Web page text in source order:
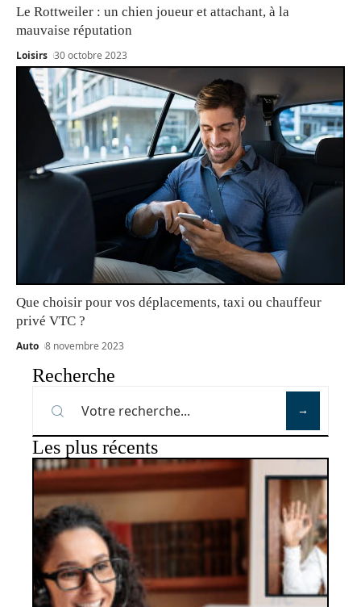
Le Rottweiler : un chien joueur et attachant, à la
mauvaise réputation
Loisirs 30 octobre 2023
Que choisir pour vos déplacements, taxi ou chauffeur
privé VTC ?
Auto 8 novembre 2023
Recherche
Les plus récents